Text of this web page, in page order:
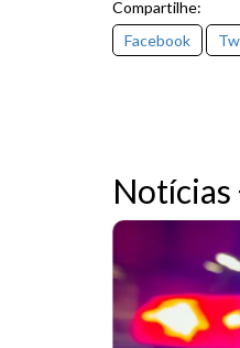
Compartilhe:
Facebook
Notícias